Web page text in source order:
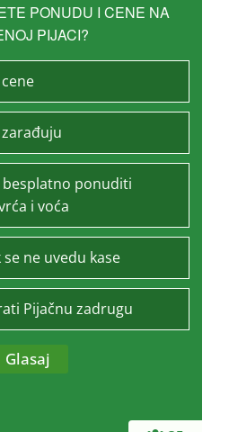
PONUDU I CENE NA
PIJACI?
ponuditi
i voća
ne uvedu kase
Pijačnu zadrugu